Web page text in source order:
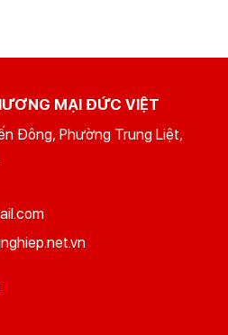
Nhập lại
MẠI ĐỨC VIỆT
Đông, Phường Trung Liệt,